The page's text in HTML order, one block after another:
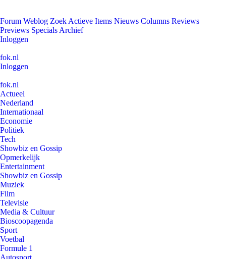
Forum Weblog Zoek Actieve Items Nieuws Columns Reviews
Previews Specials Archief
Inloggen
fok.nl
Inloggen
fok.nl
Actueel
Nederland
Internationaal
Economie
Politiek
Tech
Showbiz en Gossip
Opmerkelijk
Entertainment
Showbiz en Gossip
Muziek
Film
Televisie
Media & Cultuur
Bioscoopagenda
Sport
Voetbal
Formule 1
Autosport